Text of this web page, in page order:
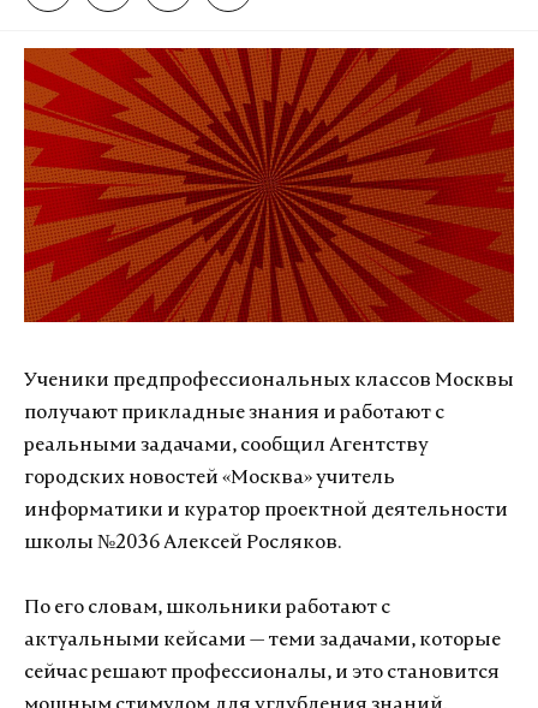
Ученики предпрофессиональных классов Москвы
получают прикладные знания и работают с
реальными задачами, сообщил Агентству
городских новостей «Москва» учитель
информатики и куратор проектной деятельности
школы №2036 Алексей Росляков.
По его словам, школьники работают с
актуальными кейсами — теми задачами, которые
сейчас решают профессионалы, и это становится